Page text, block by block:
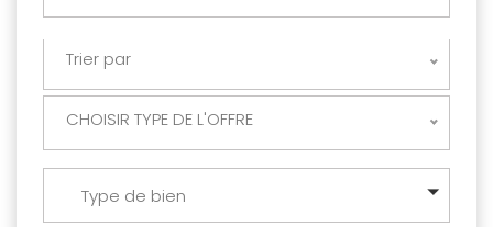
Trier par
CHOISIR TYPE DE L'OFFRE
Type de bien